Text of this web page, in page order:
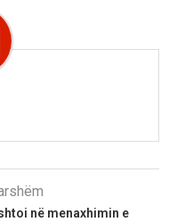
në menaxhimin e